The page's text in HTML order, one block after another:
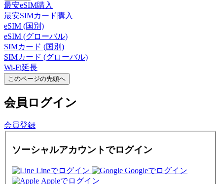
最安eSIM購入
最安SIMカード購入
eSIM (国別)
eSIM (グローバル)
SIMカード (国別)
SIMカード (グローバル)
Wi-Fi延長
このページの先頭へ
会員 ログイン
会員登録
ソーシャルアカウントでログイン
Lineでログイン
Googleでログイン
Appleでログイン